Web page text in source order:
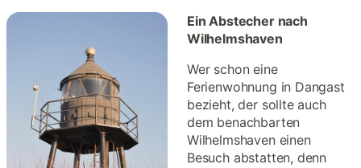
Ein Abstecher nach
Wilhelmshaven
Wer schon eine
Ferienwohnung in Dangast
bezieht, der sollte auch
dem benachbarten
Wilhelmshaven einen
Besuch abstatten, denn